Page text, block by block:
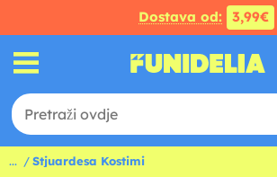
Dostava od: 3,99€
... Stjuardesa Kostimi